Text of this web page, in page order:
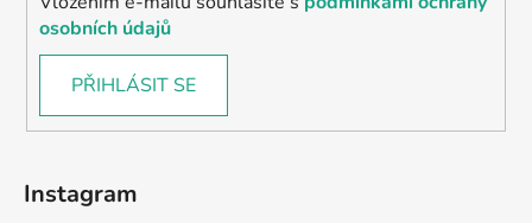
osobních údajů
PŘIHLÁSIT SE
Instagram